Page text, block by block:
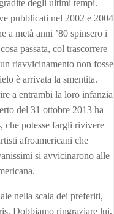
degli ultimi tempi.
pubblicati nel 2002 e 2004
a metà anni ’80 spinsero i
passata, col trascorrere
riavvicinamento non fosse
è arrivata la smentita.
a entrambi la loro infanzia
del 31 ottobre 2013 ha
che potesse fargli rivivere
afroamericani che
si avvicinarono alle
nella scala dei preferiti,
Dobbiamo ringraziare lui,